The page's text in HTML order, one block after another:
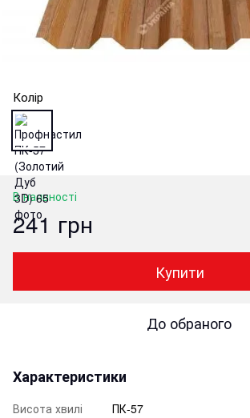
Колір
В наявності
241 грн
Купити
До обраного
Характеристики
Висота хвилі
ПК-57